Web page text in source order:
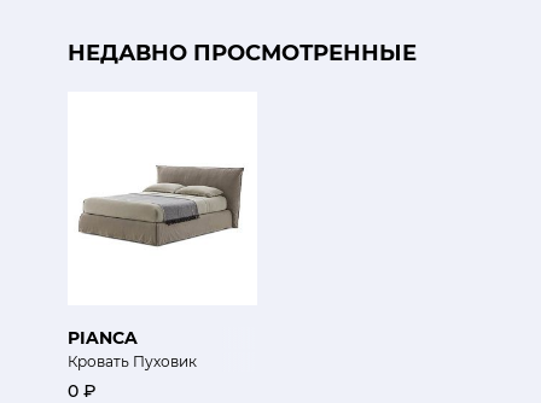
НЕДАВНО ПРОСМОТРЕННЫЕ
PIANCA
Кровать Пуховик
0 ₽